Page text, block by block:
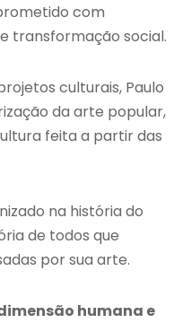
com
transformação social.
culturais, Paulo
da arte popular,
feita a partir das
na história do
de todos que
por sua arte.
humana e